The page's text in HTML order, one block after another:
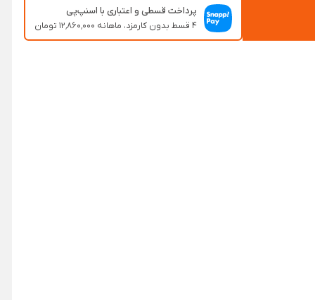
پرداخت قسطی و اعتباری با اسنپ‌پی
۴ قسط بدون کارمزد، ماهانه ۱۲٬۸۶۰٬۰۰۰ تومان